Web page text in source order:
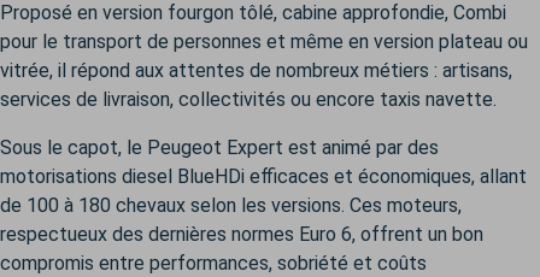
Proposé en version fourgon tôlé, cabine approfondie, Combi
pour le transport de personnes et même en version plateau ou
vitrée, il répond aux attentes de nombreux métiers : artisans,
services de livraison, collectivités ou encore taxis navette.
Sous le capot, le Peugeot Expert est animé par des
motorisations diesel BlueHDi efficaces et économiques, allant
de 100 à 180 chevaux selon les versions. Ces moteurs,
respectueux des dernières normes Euro 6, offrent un bon
compromis entre performances, sobriété et coûts